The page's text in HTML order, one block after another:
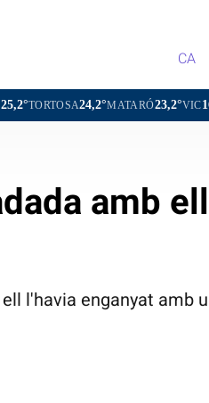
CA
MATARÓ23,2°VIC16,7°
amb
l'havia enganyat amb